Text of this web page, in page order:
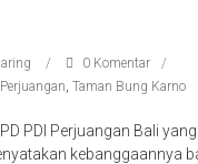
0 Komentar
, Taman Bung Karno
PDI Perjuangan Bali
kebanggaannya